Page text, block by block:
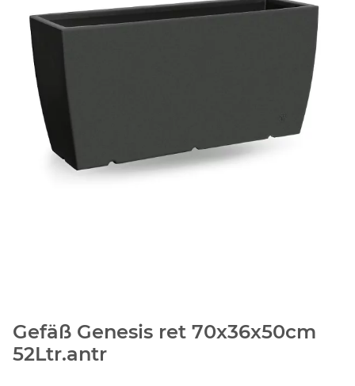
Gefäß Genesis ret 70x36x50cm
52Ltr.antr